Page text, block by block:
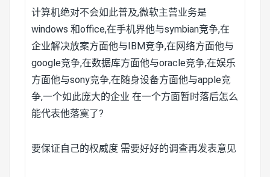
计算机绝对不会如此普及,微软主营业务是
windows 和office,在手机界他与symbian竞争,在
企业解决放案方面他与IBM竞争,在网络方面他与
google竞争,在数据库方面他与oracle竞争,在娱乐
方面他与sony竞争,在随身设备方面他与apple竞
争,一个如此庞大的企业 在一个方面暂时落后怎么
能代表他落寞了?
要保证自己的权威度 需要好好的调查再发表意见